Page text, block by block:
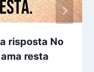
risposta No
resta